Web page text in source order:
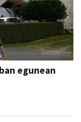
egunean